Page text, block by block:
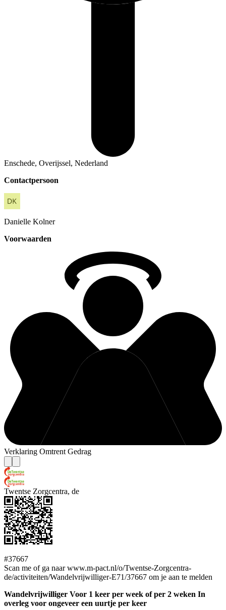
Enschede, Overijssel, Nederland
Contactpersoon
Danielle Kolner
Voorwaarden
Verklaring Omtrent Gedrag
Twentse Zorgcentra, de
#37667
Scan me of ga naar www.m-pact.nl/o/Twentse-Zorgcentra-
de/activiteiten/Wandelvrijwilliger-E71/37667 om je aan te melden
Wandelvrijwilliger Voor 1 keer per week of per 2 weken In
overleg voor ongeveer een uurtje per keer